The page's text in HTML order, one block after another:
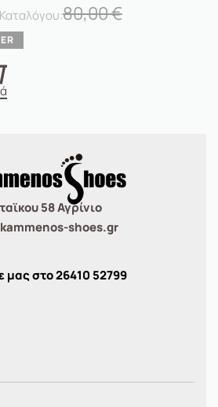
80,00€
58 Αγρίνιο
shoes.gr
μας στο26410 52799